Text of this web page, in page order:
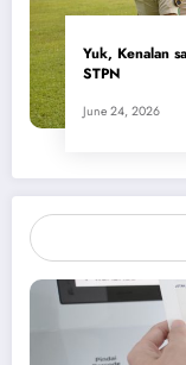
Yuk, Kenalan
STPN
June 24, 2026